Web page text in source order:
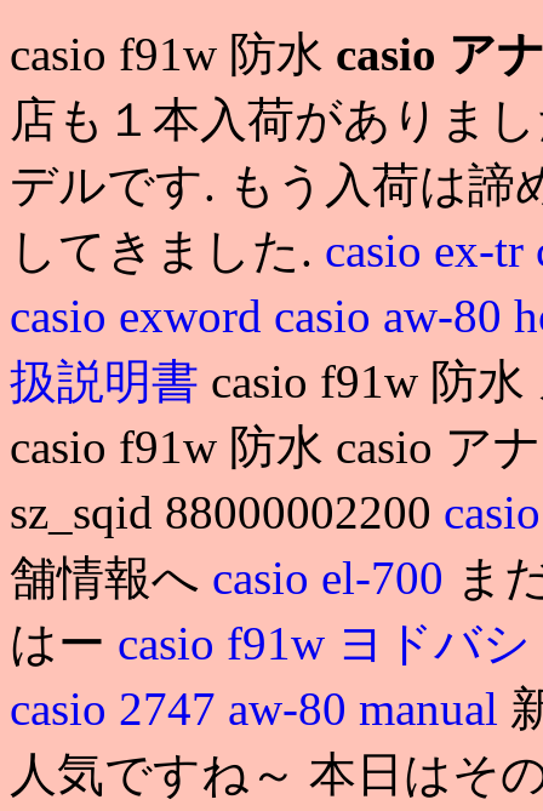
casio f91w 防水 casio ア
店も１本入荷がありま
デルです. もう入荷は諦
してきました. casio ex-tr
casio exword casio aw-80
扱説明書 casio f91w 防水
casio f91w 防水 casio ア
sz_sqid 88000002200
舗情報へ casio el-700 ま
はー casio f91w ヨドバシ
casio 2747 aw-80 manual
人気ですね～ 本日はそ